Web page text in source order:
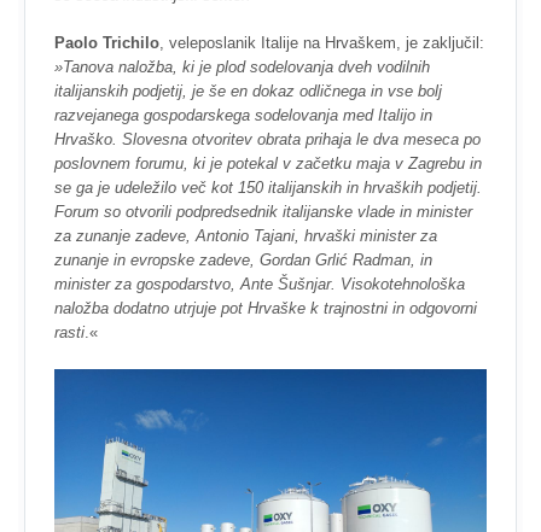
Paolo Trichilo, veleposlanik Italije na Hrvaškem, je zaključil:
»Tanova naložba, ki je plod sodelovanja dveh vodilnih
italijanskih podjetij, je še en dokaz odličnega in vse bolj
razvejanega gospodarskega sodelovanja med Italijo in
Hrvaško. Slovesna otvoritev obrata prihaja le dva meseca po
poslovnem forumu, ki je potekal v začetku maja v Zagrebu in
se ga je udeležilo več kot 150 italijanskih in hrvaških podjetij.
Forum so otvorili podpredsednik italijanske vlade in minister
za zunanje zadeve, Antonio Tajani, hrvaški minister za
zunanje in evropske zadeve, Gordan Grlić Radman, in
minister za gospodarstvo, Ante Šušnjar. Visokotehnološka
naložba dodatno utrjuje pot Hrvaške k trajnostni in odgovorni
rasti.«